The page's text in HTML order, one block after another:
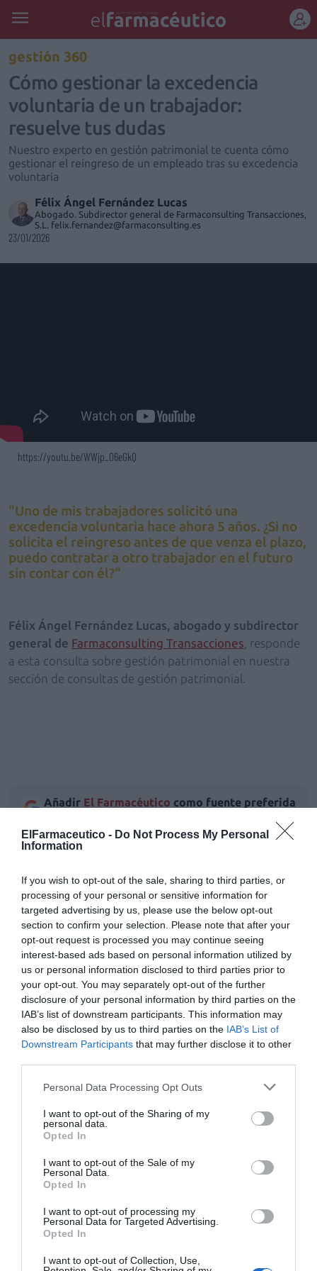
ElFarmaceutico - Do Not Process My Personal
Information
If you wish to opt-out of the sale, sharing to third parties, or
processing of your personal or sensitive information for
targeted advertising by us, please use the below opt-out
section to confirm your selection. Please note that after your
opt-out request is processed you may continue seeing
interest-based ads based on personal information utilized by
us or personal information disclosed to third parties prior to
your opt-out. You may separately opt-out of the further
disclosure of your personal information by third parties on the
IAB’s list of downstream participants. This information may
also be disclosed by us to third parties on the IAB’s List of
Downstream Participants that may further disclose it to other
Personal Data Processing Opt Outs
I want to opt-out of the Sharing of my
personal data.
Opted In
I want to opt-out of the Sale of my
Personal Data.
Opted In
I want to opt-out of processing my
Personal Data for Targeted Advertising.
Opted In
I want to opt-out of Collection, Use,
gestión 360
Cómo gestionar la excedencia
voluntaria de un trabajador:
resuelve tus dudas
Nuestro experto en gestión patrimonial te cuenta cómo
gestionar el reingreso de un empleado tras su excedencia
voluntaria
Félix Ángel Fernández Lucas
Abogado. Subdirector general de Farmaconsulting Transacciones,
S.L. felix.fernandez@farmaconsulting.es
23/01/2026
https://youtu.be/WWjp_06eGkQ
"Uno de mis trabajadores solicitó una
excedencia voluntaria hace ahora 5 años. ¿Si no
solicita el reingreso antes de que venza el plazo,
puedo contratar a otro trabajador en el futuro
sin contar con él?"
Félix Ángel Fernández Lucas, abogado y subdirector
general de Farmaconsulting Transacciones , responde
a esta consulta sobre gestión patrimonial en nuestra
sección de consultas de gestión patrimonial.
Añadir El Farmacéutico como fuente preferida
Mantente informado con las últimas noticias de actualidad.
ACTIVAR AHORA
Tags
Gestión farmacéutica patrimonio
Otras noticias destacadas
Local de la farmacia a nombre de
una Sociedad Limitada
GESTIÓN 360
Félix Ángel Fernández Lucas
Destacados
La venta online de medicamentos
DIGITAL Isabel Marín Moral 28/07/2026
Récord de comunicaciones para el